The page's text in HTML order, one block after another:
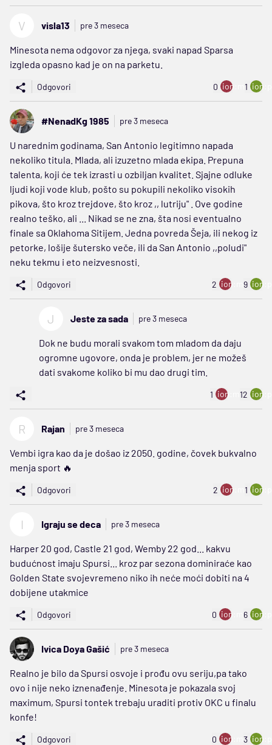
V visla13 pre 3 meseca
Minesota nema odgovor za njega, svaki napad Sparsa
izgleda opasno kad je on na parketu.
Odgovori 0 ion:minus
1
#NenadKg 1985 pre 3 meseca
U narednim godinama, San Antonio legitimno napada
nekoliko titula. Mlada, ali izuzetno mlada ekipa. Prepuna
talenta, koji će tek izrasti u ozbiljan kvalitet. Sjajne odluke
ljudi koji vode klub, pošto su pokupili nekoliko visokih
pikova, što kroz trejdove, što kroz ,, lutriju" . Ove godine
realno teško, ali ... Nikad se ne zna, šta nosi eventualno
finale sa Oklahoma Sitijem. Jedna povreda Šeja, ili nekog iz
petorke, lošije šutersko veče, ili da San Antonio ,,poludi"
neku tekmu i eto neizvesnosti.
Odgovori 2 ion:minus
9
J Jeste za sada pre 3 meseca
Dok ne budu morali svakom tom mladom da daju
ogromne ugovore, onda je problem, jer ne možeš
dati svakome koliko bi mu dao drugi tim.
1 ion:minus
12
R Rajan pre 3 meseca
Vembi igra kao da je došao iz 2050. godine, čovek bukvalno
menja sport 🔥
Odgovori 2 ion:minus
1
I Igraju se deca pre 3 meseca
Harper 20 god, Castle 21 god, Wemby 22 god... kakvu
budućnost imaju Spursi... kroz par sezona dominiraće kao
Golden State svojevremeno niko ih neće moći dobiti na 4
dobijene utakmice
Odgovori 0 ion:minus
6
Ivica Doya Gašić pre 3 meseca
Realno je bilo da Spursi osvoje i prođu ovu seriju,pa tako
ovo i nije neko iznenađenje. Minesota je pokazala svoj
maximum, Spursi tontek trebaju uraditi protiv OKC u finalu
konfe!
Odgovori 0 ion:minus
3